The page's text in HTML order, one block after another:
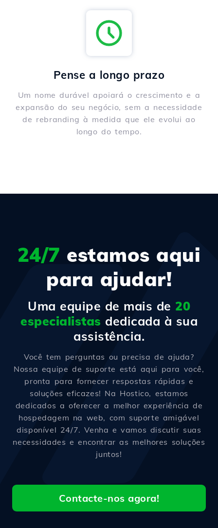
Pense a longo prazo
Um nome durável apoiará o crescimento e a
expansão do seu negócio, sem a necessidade
de rebranding à medida que ele evolui ao
longo do tempo.
24/7 estamos aqui
para ajudar!
Uma equipe de mais de 20
especialistas dedicada à sua
assistência.
Você tem perguntas ou precisa de ajuda?
Nossa equipe de suporte está aqui para você,
pronta para fornecer respostas rápidas e
soluções eficazes! Na Hostico, estamos
dedicados a oferecer a melhor experiência de
hospedagem na web, com suporte amigável
disponível 24/7. Venha e vamos discutir suas
necessidades e encontrar as melhores soluções
juntos!
Contacte-nos agora!